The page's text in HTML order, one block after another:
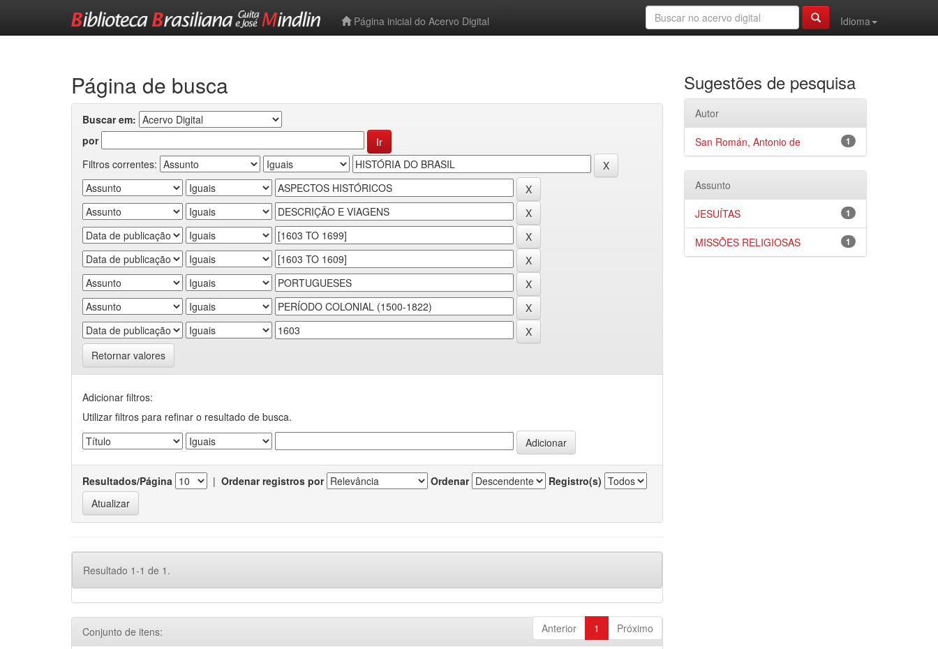
Página inicial do Acervo Digital
Idioma
Página de busca
Buscar em:
por
Filtros correntes:
Retornar valores
Adicionar filtros:
Utilizar filtros para refinar o resultado de busca.
Resultados/Página | Ordenar registros por Ordenar Registro(s)
Resultado 1-1 de 1.
Anterior 1 Próximo
Conjunto de itens:
Sugestões de pesquisa
Autor
1
San Román, Antonio de
Assunto
1
JESUÍTAS
1
MISSÕES RELIGIOSAS